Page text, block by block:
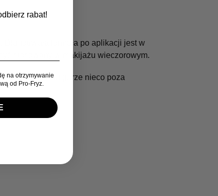
formuła po aplikacji jest w
stosowany w makijażu wieczorowym.
zakończ ku górze nieco poza
rabat!
na otrzymywanie
od Pro-Fryz.